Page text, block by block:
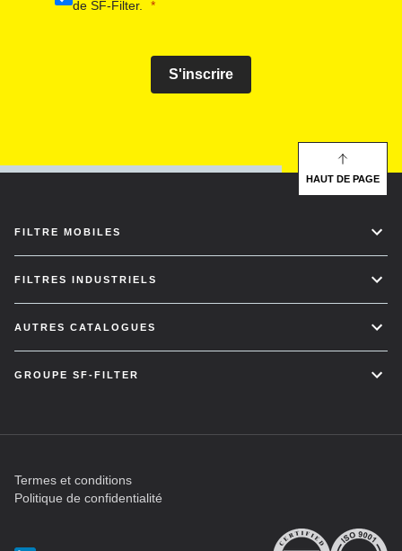
de SF-Filter.
S'inscrire
FILTRE MOBILES
FILTRES INDUSTRIELS
AUTRES CATALOGUES
GROUPE SF-FILTER
Termes et conditions
Politique de confidentialité
HAUT DE PAGE